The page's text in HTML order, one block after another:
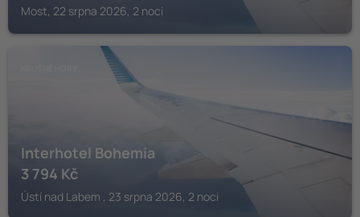
Most, 22 srpna 2026, 2 noci
Interhotel Bohemia
3 794 Kč
Ústí nad Labem , 23 srpna 2026, 2 noci